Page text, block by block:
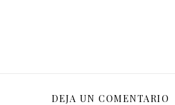
DEJA UN COMENTARIO